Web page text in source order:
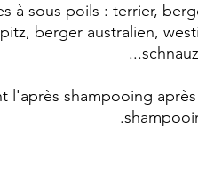
à sous poils : terrier,
berger australien,
l'après shampooing